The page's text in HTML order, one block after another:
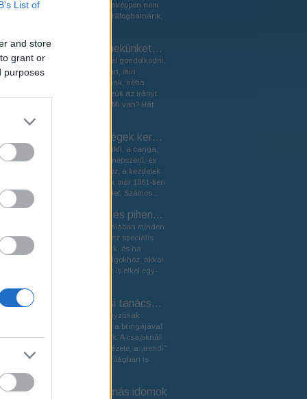
List of
and store
grant or
purposes
órás versenyt". De tulajdonképpen nem
találtunk 10 dolgot, amire ráfoghatnánk,
Hogy kíméljük a fenekünket? Válasszunk megfelelő nyerget!
Bonyolult dolog más fejével gondolkodni,
vajon mi járhat az agyában, min
álmélkodhat? Néha rájövünk, néha
mellétrafálunk, néha érezzük az irányt.
De más fenekével érezni? Mi van? Hát
Nemzetközi hírességek kerékpáron
A kerékpár, a bringa, a bicikli, a canga,
vagy éppen ahogy hívjuk népszerű, és
stílusos közlekedési eszköz, a kezdetek
óta, hiszen Pierre Michaux már 1861-ben
feltalálta az első velócipédet. Számos...
Ruházat edzéshez és pihenéshez, sör mellé
A kerékpározáshoz, és általában minden
jellegű sporttevékenységhez speciális
ruházatra van szükségünk, és ha
nagyon profin állunk a dolgokhoz, akkor
a hatásos regenerációhoz is elkel egy-
Kerékpár választási tanácsok csajoknak
A legtöbb esetben egy leányzónak
másféle elvárásai vannak a bringájával
szemben, mint egy pasinak. A csajoknál
többet számít a bringa kinézete, a „trendi”
cuccok, amik persze színvilágban is
Bringás csajok, formás idomok